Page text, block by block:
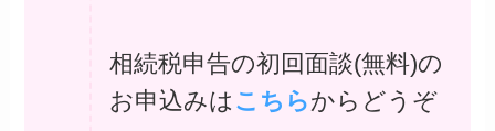
相続税申告の初回面談(無料)の
お申込みは こちらからどうぞ